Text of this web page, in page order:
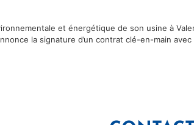
et énergétique de son usine à
la signature d’un contrat clé-en-main